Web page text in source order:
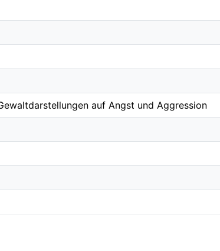
auf Angst und Aggression